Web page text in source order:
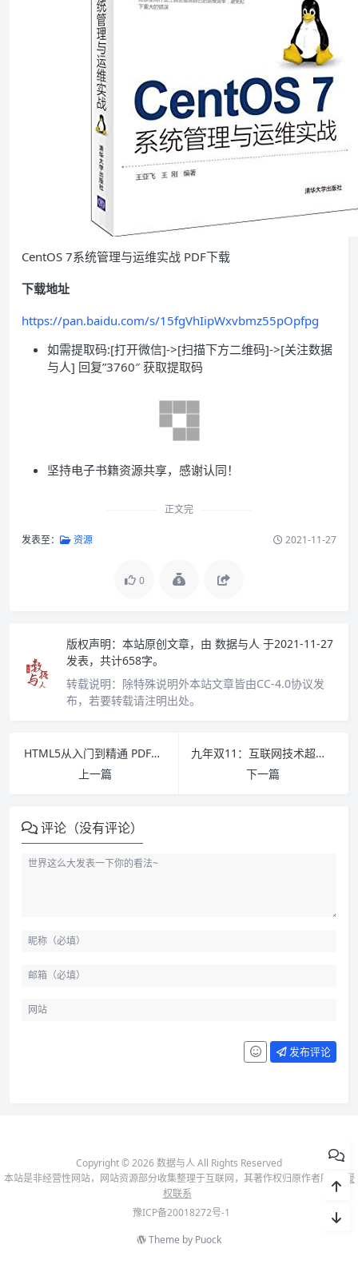
CentOS 7系统管理与运维实战 PDF下载
下载地址
https://pan.baidu.com/s/15fgVhIipWxvbmz55pOpfpg
如需提取码:[打开微信]->[扫描下方二维码]->[关注数据
与人] 回复”3760″ 获取提取码
坚持电子书籍资源共享，感谢认同！
正文完
发表至： 资源 2021-11-27
0
版权声明： 本站原创文章，由 数据与人 于2021-11-27
发表，共计658字。
转载说明： 除特殊说明外本站文章皆由CC-4.0协议发
布，若要转载请注明出处。
HTML5从入门到精通 PDF下载
上一篇
九年双11：互联网技术超级工程 PDF下载
下一篇
评论（没有评论）
发布评论
Copyright © 2026 数据与人 All Rights Reserved
本站是非经营性网站，网站资源部分收集整理于互联网，其著作权归原作者所有-
侵
权联系
豫ICP备20018272号-1
Theme by Puock